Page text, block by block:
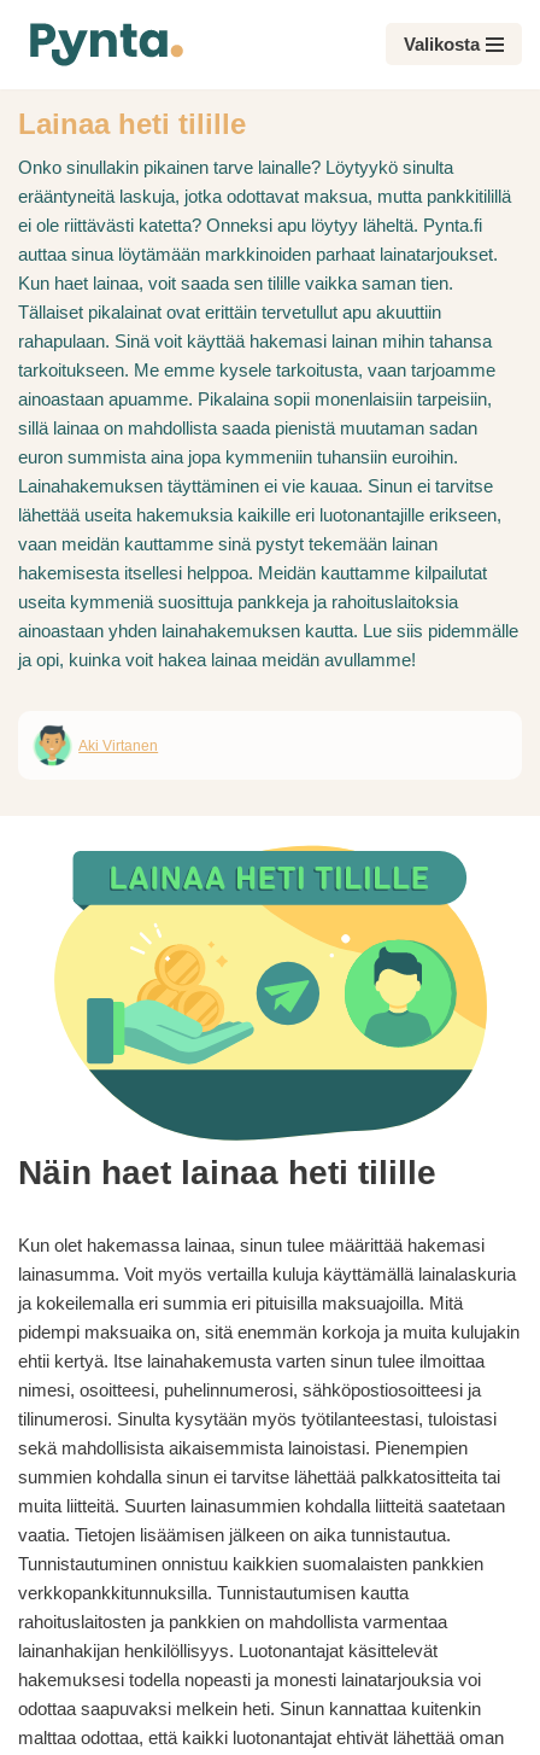
Siirry
sisältöön
Valikosta
Lainaa heti tilille
Onko sinullakin pikainen tarve lainalle? Löytyykö sinulta
erääntyneitä laskuja, jotka odottavat maksua, mutta pankkitilillä
ei ole riittävästi katetta? Onneksi apu löytyy läheltä. Pynta.fi
auttaa sinua löytämään markkinoiden parhaat lainatarjoukset.
Kun haet lainaa, voit saada sen tilille vaikka saman tien.
Tällaiset pikalainat ovat erittäin tervetullut apu akuuttiin
rahapulaan. Sinä voit käyttää hakemasi lainan mihin tahansa
tarkoitukseen. Me emme kysele tarkoitusta, vaan tarjoamme
ainoastaan apuamme. Pikalaina sopii monenlaisiin tarpeisiin,
sillä lainaa on mahdollista saada pienistä muutaman sadan
euron summista aina jopa kymmeniin tuhansiin euroihin.
Lainahakemuksen täyttäminen ei vie kauaa. Sinun ei tarvitse
lähettää useita hakemuksia kaikille eri luotonantajille erikseen,
vaan meidän kauttamme sinä pystyt tekemään lainan
hakemisesta itsellesi helppoa. Meidän kauttamme kilpailutat
useita kymmeniä suosittuja pankkeja ja rahoituslaitoksia
ainoastaan yhden lainahakemuksen kautta. Lue siis pidemmälle
ja opi, kuinka voit hakea lainaa meidän avullamme!
Aki Virtanen
Näin haet lainaa heti tilille
Kun olet hakemassa lainaa, sinun tulee määrittää hakemasi
lainasumma. Voit myös vertailla kuluja käyttämällä lainalaskuria
ja kokeilemalla eri summia eri pituisilla maksuajoilla. Mitä
pidempi maksuaika on, sitä enemmän korkoja ja muita kulujakin
ehtii kertyä. Itse lainahakemusta varten sinun tulee ilmoittaa
nimesi, osoitteesi, puhelinnumerosi, sähköpostiosoitteesi ja
tilinumerosi. Sinulta kysytään myös työtilanteestasi, tuloistasi
sekä mahdollisista aikaisemmista lainoistasi. Pienempien
summien kohdalla sinun ei tarvitse lähettää palkkatositteita tai
muita liitteitä. Suurten lainasummien kohdalla liitteitä saatetaan
vaatia. Tietojen lisäämisen jälkeen on aika tunnistautua.
Tunnistautuminen onnistuu kaikkien suomalaisten pankkien
verkkopankkitunnuksilla. Tunnistautumisen kautta
rahoituslaitosten ja pankkien on mahdollista varmentaa
lainanhakijan henkilöllisyys. Luotonantajat käsittelevät
hakemuksesi todella nopeasti ja monesti lainatarjouksia voi
odottaa saapuvaksi melkein heti. Sinun kannattaa kuitenkin
malttaa odottaa, että kaikki luotonantajat ehtivät lähettää oman